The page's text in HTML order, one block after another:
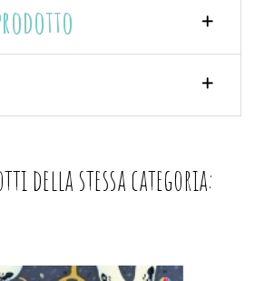
della stessa categoria: